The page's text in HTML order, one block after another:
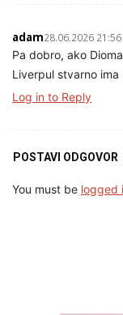
adam28.06.2026 21:56
Pa dobro, ako
Liverpul stvarno
Log in to Reply
POSTAVI ODGOVOR
You must be logged